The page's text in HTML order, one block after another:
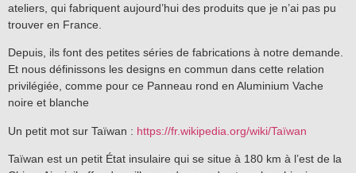
ateliers, qui fabriquent aujourd’hui des produits que je n’ai pas pu
trouver en France.
Depuis, ils font des petites séries de fabrications à notre demande.
Et nous définissons les designs en commun dans cette relation
privilégiée, comme pour ce Panneau rond en Aluminium Vache
noire et blanche
Un petit mot sur Taïwan : https://fr.wikipedia.org/wiki/Taïwan
Taïwan est un petit État insulaire qui se situe à 180 km à l’est de la